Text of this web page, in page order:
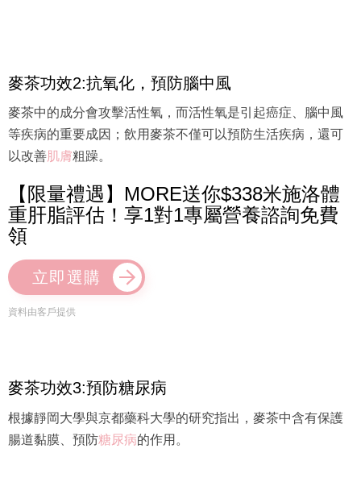
麥茶功效2:抗氧化，預防腦中風
麥茶中的成分會攻擊活性氧，而活性氧是引起癌症、腦中風
等疾病的重要成因；飲用麥茶不僅可以預防生活疾病，還可
以改善肌膚粗躁。
【限量禮遇】MORE送你$338米施洛體
重肝脂評估！享1對1專屬營養諮詢免費
領
立即選購
資料由客戶提供
麥茶功效3:預防糖尿病
根據靜岡大學與京都藥科大學的研究指出，麥茶中含有保護
腸道黏膜、預防糖尿病的作用。